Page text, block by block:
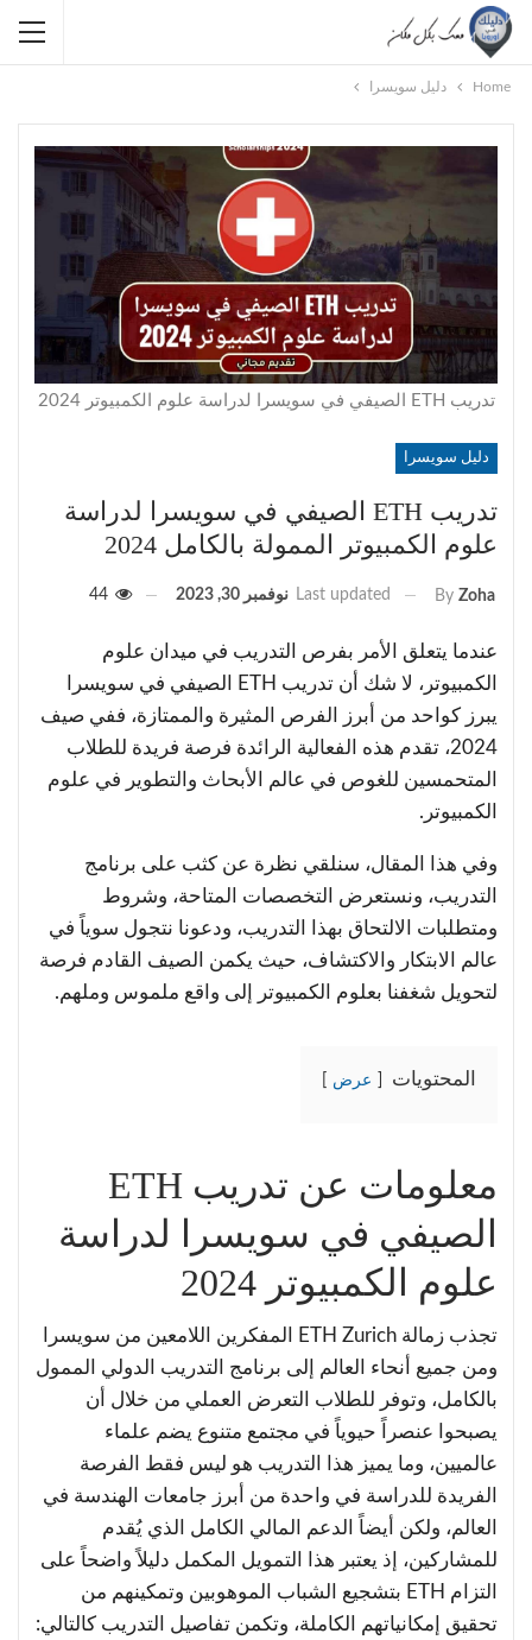
Home دليل سويسرا
تدريب ETH الصيفي في سويسرا لدراسة علوم الكمبيوتر 2024
دليل سويسرا
تدريب ETH الصيفي في سويسرا لدراسة
علوم الكمبيوتر الممولة بالكامل 2024
By Zoha
Last updated نوفمبر 30, 2023
عندما يتعلق الأمر بفرص التدريب في ميدان علوم
الكمبيوتر، لا شك أن تدريب ETH الصيفي في سويسرا
يبرز كواحد من أبرز الفرص المثيرة والممتازة، ففي صيف
2024، تقدم هذه الفعالية الرائدة فرصة فريدة للطلاب
المتحمسين للغوص في عالم الأبحاث والتطوير في علوم
الكمبيوتر.
وفي هذا المقال، سنلقي نظرة عن كثب على برنامج
التدريب، ونستعرض التخصصات المتاحة، وشروط
ومتطلبات الالتحاق بهذا التدريب، ودعونا نتجول سوياً في
عالم الابتكار والاكتشاف، حيث يكمن الصيف القادم فرصة
لتحويل شغفنا بعلوم الكمبيوتر إلى واقع ملموس وملهم.
المحتويات عرض
معلومات عن تدريب ETH
الصيفي في سويسرا لدراسة
علوم الكمبيوتر 2024
تجذب زمالة ETH Zurich المفكرين اللامعين من سويسرا
ومن جميع أنحاء العالم إلى برنامج التدريب الدولي الممول
بالكامل، وتوفر للطلاب التعرض العملي من خلال أن
يصبحوا عنصراً حيوياً في مجتمع متنوع يضم علماء
عالميين، وما يميز هذا التدريب هو ليس فقط الفرصة
الفريدة للدراسة في واحدة من أبرز جامعات الهندسة في
العالم، ولكن أيضاً الدعم المالي الكامل الذي يُقدم
للمشاركين، إذ يعتبر هذا التمويل المكمل دليلاً واضحاً على
التزام ETH بتشجيع الشباب الموهوبين وتمكينهم من
تحقيق إمكانياتهم الكاملة، وتكمن تفاصيل التدريب كالتالي: